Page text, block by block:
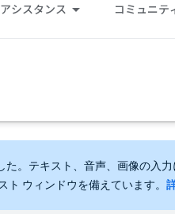
シスタンス コミュニテ
た。テキスト、音声、画像の入
ウィンドウを備えています。